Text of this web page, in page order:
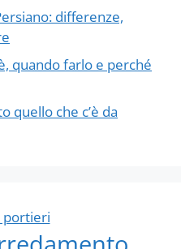
differenze,
quando farlo e perché
quello che c’è da
portieri